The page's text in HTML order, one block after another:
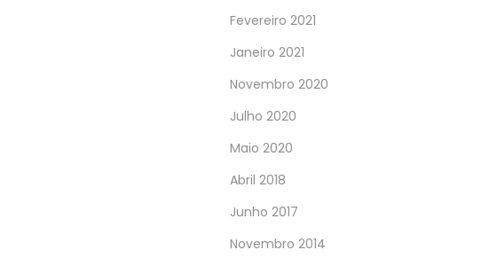
Fevereiro 2021
Janeiro 2021
Novembro 2020
Julho 2020
Maio 2020
Abril 2018
Junho 2017
Novembro 2014